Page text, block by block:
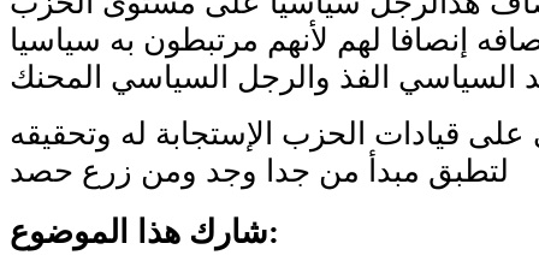
إنصافا لهم لأنهم مرتبطون به سياسيا
السياسي الفذ والرجل السياسي المحنك
على قيادات الحزب الإستجابة له وتحقيقه
لتطبق مبدأ من جدا وجد ومن زرع حصد
شارك هذا الموضوع: